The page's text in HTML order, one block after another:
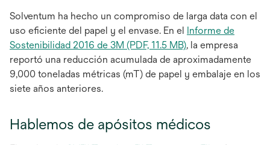
Solventum ha hecho un compromiso de larga data con el
uso eficiente del papel y el envase. En el
Informe de
Sostenibilidad 2016 de 3M (PDF, 11.5 MB)se
abre
en
nueva
, la empresa
reportó una reducción acumulada de aproximadamente
9,000 toneladas métricas (mT) de papel y embalaje en los
siete años anteriores.
Hablemos de apósitos médicos